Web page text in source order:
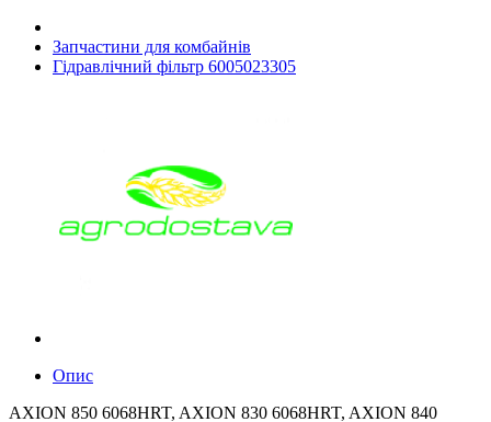
Запчастини для комбайнів
Гідравлічний фільтр 6005023305
Опис
AXION 850 6068HRT, AXION 830 6068HRT, AXION 840